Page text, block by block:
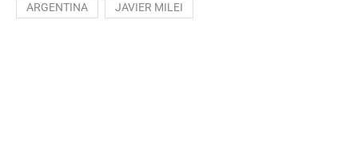
ARGENTINA JAVIER MILEI